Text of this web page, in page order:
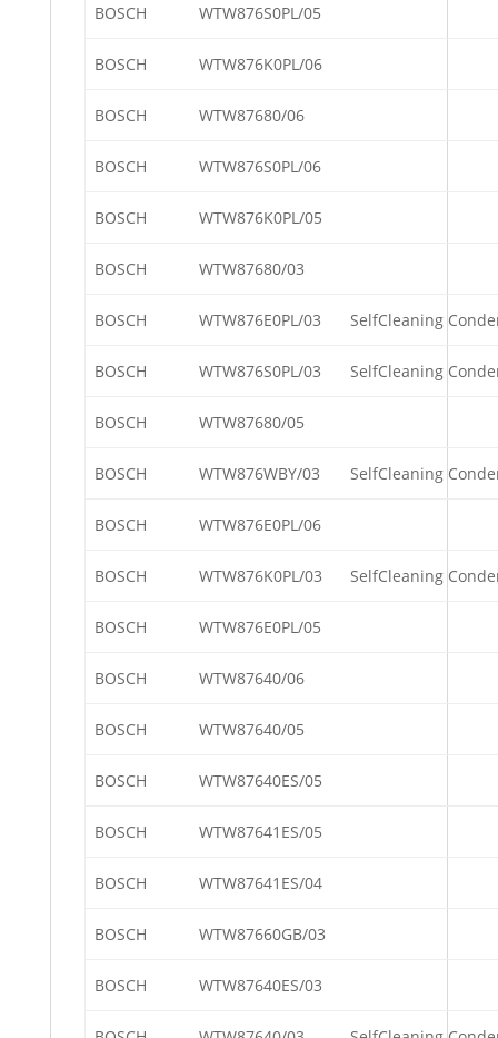
BOSCH WTW876S0PL/05
BOSCH WTW876K0PL/06
BOSCH WTW87680/06
BOSCH WTW876S0PL/06
BOSCH WTW876K0PL/05
BOSCH WTW87680/03
BOSCH WTW876E0PL/03 SelfCleaning
BOSCH WTW876S0PL/03 SelfCleaning
BOSCH WTW87680/05
BOSCH WTW876WBY/03 SelfCleaning
BOSCH WTW876E0PL/06
BOSCH WTW876K0PL/03 SelfCleaning
BOSCH WTW876E0PL/05
BOSCH WTW87640/06
BOSCH WTW87640/05
BOSCH WTW87640ES/05
BOSCH WTW87641ES/05
BOSCH WTW87641ES/04
BOSCH WTW87660GB/03
BOSCH WTW87640ES/03